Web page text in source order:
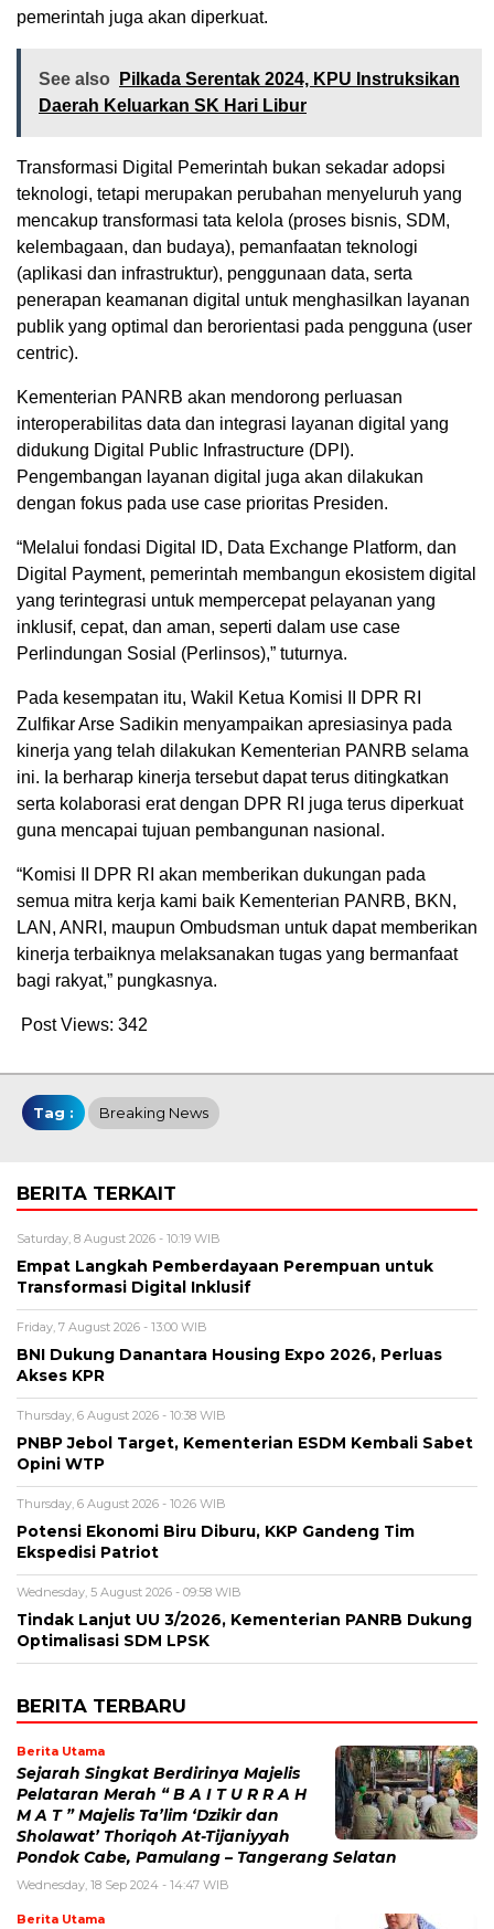
pemerintah juga akan diperkuat.
See also
Pilkada Serentak 2024, KPU Instruksikan
Daerah Keluarkan SK Hari Libur
Transformasi Digital Pemerintah bukan sekadar adopsi
teknologi, tetapi merupakan perubahan menyeluruh yang
mencakup transformasi tata kelola (proses bisnis, SDM,
kelembagaan, dan budaya), pemanfaatan teknologi
(aplikasi dan infrastruktur), penggunaan data, serta
penerapan keamanan digital untuk menghasilkan layanan
publik yang optimal dan berorientasi pada pengguna (user
centric).
Kementerian PANRB akan mendorong perluasan
interoperabilitas data dan integrasi layanan digital yang
didukung Digital Public Infrastructure (DPI).
Pengembangan layanan digital juga akan dilakukan
dengan fokus pada use case prioritas Presiden.
“Melalui fondasi Digital ID, Data Exchange Platform, dan
Digital Payment, pemerintah membangun ekosistem digital
yang terintegrasi untuk mempercepat pelayanan yang
inklusif, cepat, dan aman, seperti dalam use case
Perlindungan Sosial (Perlinsos),” tuturnya.
Pada kesempatan itu, Wakil Ketua Komisi II DPR RI
Zulfikar Arse Sadikin menyampaikan apresiasinya pada
kinerja yang telah dilakukan Kementerian PANRB selama
ini. Ia berharap kinerja tersebut dapat terus ditingkatkan
serta kolaborasi erat dengan DPR RI juga terus diperkuat
guna mencapai tujuan pembangunan nasional.
“Komisi II DPR RI akan memberikan dukungan pada
semua mitra kerja kami baik Kementerian PANRB, BKN,
LAN, ANRI, maupun Ombudsman untuk dapat memberikan
kinerja terbaiknya melaksanakan tugas yang bermanfaat
bagi rakyat,” pungkasnya.
Post Views: 342
Tag : Breaking News
BERITA TERKAIT
Saturday, 8 August 2026 - 10:19 WIB
Empat Langkah Pemberdayaan Perempuan untuk
Transformasi Digital Inklusif
Friday, 7 August 2026 - 13:00 WIB
BNI Dukung Danantara Housing Expo 2026, Perluas
Akses KPR
Thursday, 6 August 2026 - 10:38 WIB
PNBP Jebol Target, Kementerian ESDM Kembali Sabet
Opini WTP
Thursday, 6 August 2026 - 10:26 WIB
Potensi Ekonomi Biru Diburu, KKP Gandeng Tim
Ekspedisi Patriot
Wednesday, 5 August 2026 - 09:58 WIB
Tindak Lanjut UU 3/2026, Kementerian PANRB Dukung
Optimalisasi SDM LPSK
BERITA TERBARU
Berita Utama
Sejarah Singkat Berdirinya Majelis
Pelataran Merah “ B A I T U R R A H
M A T ” Majelis Ta’lim ‘Dzikir dan
Sholawat’ Thoriqoh At-Tijaniyyah
Pondok Cabe, Pamulang – Tangerang Selatan
Wednesday, 18 Sep 2024 - 14:47 WIB
Berita Utama